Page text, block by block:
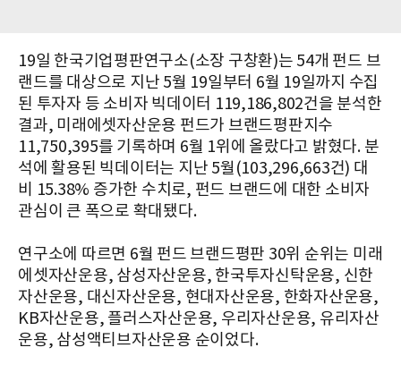
19일 한국기업평판연구소(소장 구창환)는 54개 펀드 브
랜드를 대상으로 지난 5월 19일부터 6월 19일까지 수집
된 투자자 등 소비자 빅데이터 119,186,802건을 분석한
결과, 미래에셋자산운용 펀드가 브랜드평판지수
11,750,395를 기록하며 6월 1위에 올랐다고 밝혔다. 분
석에 활용된 빅데이터는 지난 5월(103,296,663건) 대
비 15.38% 증가한 수치로, 펀드 브랜드에 대한 소비자
관심이 큰 폭으로 확대됐다.
연구소에 따르면 6월 펀드 브랜드평판 30위 순위는 미래
에셋자산운용, 삼성자산운용, 한국투자신탁운용, 신한
자산운용, 대신자산운용, 현대자산운용, 한화자산운용,
KB자산운용, 플러스자산운용, 우리자산운용, 유리자산
운용, 삼성액티브자산운용 순이었다.